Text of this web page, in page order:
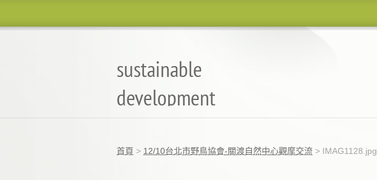
sustainable
development
首頁 > 12/10台北市野鳥協會-關渡自然中心觀摩交流 > IMAG1128.jpg